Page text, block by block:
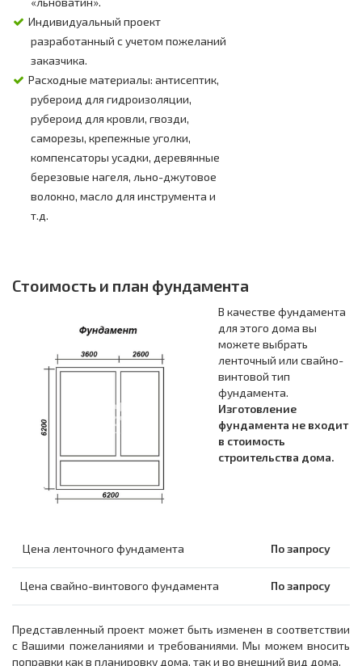
Индивидуальный проект
разработанный с учетом пожеланий
заказчика.
Расходные материалы: антисептик,
рубероид для гидроизоляции,
рубероид для кровли, гвозди,
саморезы, крепежные уголки,
компенсаторы усадки, деревянные
березовые нагеля, льно-джутовое
волокно, масло для инструмента и
т.д.
Стоимость и план фундамента
В качестве фундамента
для этого дома вы
можете выбрать
ленточный или свайно-
винтовой тип
фундамента.
Изготовление
фундамента не входит
в стоимость
строительства дома.
Цена ленточного фундамента По запросу
Цена свайно-винтового фундамента По запросу
Представленный проект может быть изменен в соответствии
с Вашими пожеланиями и требованиями. Мы можем вносить
поправки как в планировку дома, так и во внешний вид дома.